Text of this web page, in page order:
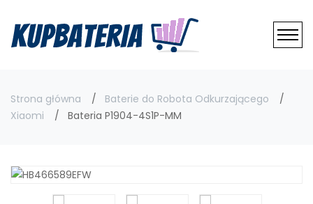
Strona główna
Baterie do Robota Odkurzającego
Xiaomi
Bateria P1904-4S1P-MM